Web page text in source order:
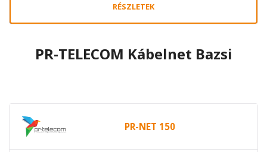
RÉSZLETEK
PR-TELECOM Kábelnet Bazsi
PR-NET 150